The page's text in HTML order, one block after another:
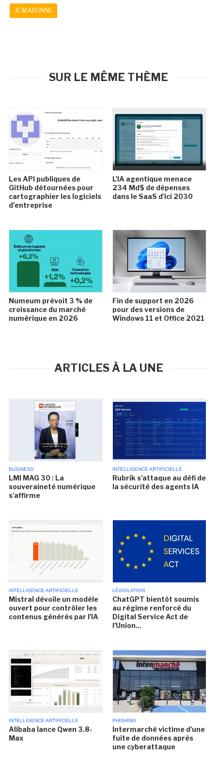
JE M'ABONNE
SUR LE MÊME THÈME
Les API publiques de
GitHub détournées pour
cartographier les logiciels
d'entreprise
L'IA agentique menace
234 Md$ de dépenses
dans le SaaS d'ici 2030
Numeum prévoit 3 % de
croissance du marché
numérique en 2026
Fin de support en 2026
pour des versions de
Windows 11 et Office 2021
ARTICLES À LA UNE
BUSINESS
LMI MAG 30 : La
souveraineté numérique
s'affirme
INTELLIGENCE ARTIFICIELLE
Rubrik s'attaque au défi de
la sécurité des agents IA
INTELLIGENCE ARTIFICIELLE
Mistral dévoile un modèle
ouvert pour contrôler les
contenus générés par l'IA
LÉGISLATION
ChatGPT bientôt soumis
au régime renforcé du
Digital Service Act de
l'Union...
INTELLIGENCE ARTIFICIELLE
Alibaba lance Qwen 3.8-
Max
PHISHING
Intermarché victime d'une
fuite de données après
une cyberattaque